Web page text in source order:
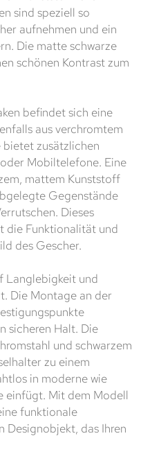
sind speziell so
aufnehmen und ein
Die matte schwarze
schönen Kontrast zum
befindet sich eine
aus verchromtem
zusätzlichen
Mobiltelefone. Eine
mattem Kunststoff
Gegenstände
Dieses
die Funktionalität und
des Gescher.
Langlebigkeit und
Die Montage an der
sicheren Halt. Die
und schwarzem
zu einem
in moderne wie
einfügt. Mit dem Modell
funktionale
Designobjekt, das Ihren